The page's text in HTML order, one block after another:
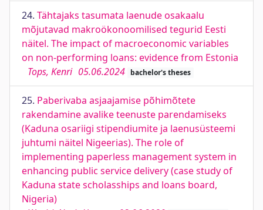
24. Tähtajaks tasumata laenude osakaalu
mõjutavad makroökonoomilised tegurid Eesti
näitel. The impact of macroeconomic variables
on non-performing loans: evidence from Estonia
Tops, Kenri 05.06.2024 bachelor's theses
25. Paberivaba asjaajamise põhimõtete
rakendamine avalike teenuste parendamiseks
(Kaduna osariigi stipendiumite ja laenusüsteemi
juhtumi näitel Nigeerias). The role of
implementing paperless management system in
enhancing public service delivery (case study of
Kaduna state scholasships and loans board,
Nigeria)